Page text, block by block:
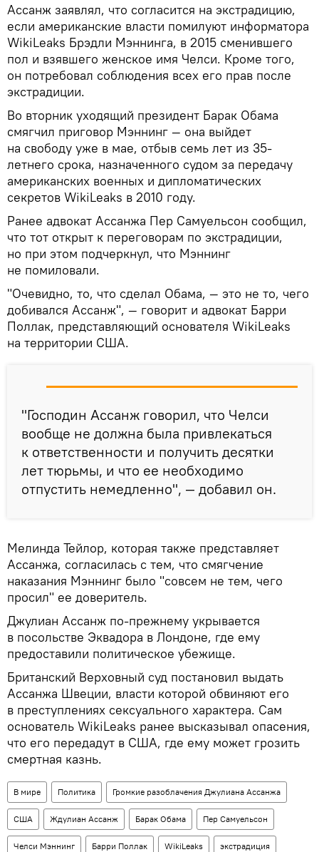
Ассанж заявлял, что согласится на экстрадицию,
если американские власти помилуют информатора
WikiLeaks Брэдли Мэннинга, в 2015 сменившего
пол и взявшего женское имя Челси. Кроме того,
он потребовал соблюдения всех его прав после
экстрадиции.
Во вторник уходящий президент Барак Обама
смягчил приговор Мэннинг — она выйдет
на свободу уже в мае, отбыв семь лет из 35-
летнего срока, назначенного судом за передачу
американских военных и дипломатических
секретов WikiLeaks в 2010 году.
Ранее адвокат Ассанжа Пер Самуельсон сообщил,
что тот открыт к переговорам по экстрадиции,
но при этом подчеркнул, что Мэннинг
не помиловали.
"Очевидно, то, что сделал Обама, — это не то, чего
добивался Ассанж", — говорит и адвокат Барри
Поллак, представляющий основателя WikiLeaks
на территории США.
"Господин Ассанж говорил, что Челси
вообще не должна была привлекаться
к ответственности и получить десятки
лет тюрьмы, и что ее необходимо
отпустить немедленно", — добавил он.
Мелинда Тейлор, которая также представляет
Ассанжа, согласилась с тем, что смягчение
наказания Мэннинг было "совсем не тем, чего
просил" ее доверитель.
Джулиан Ассанж по-прежнему укрывается
в посольстве Эквадора в Лондоне, где ему
предоставили политическое убежище.
Британский Верховный суд постановил выдать
Ассанжа Швеции, власти которой обвиняют его
в преступлениях сексуального характера. Сам
основатель WikiLeaks ранее высказывал опасения,
что его передадут в США, где ему может грозить
смертная казнь.
В мире Политика Громкие разоблачения Джулиана Ассанжа
США Ждулиан Ассанж Барак Обама Пер Самуельсон
Челси Мэннинг Барри Поллак WikiLeaks экстрадиция